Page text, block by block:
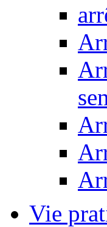
Vie